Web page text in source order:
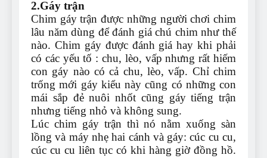
2.Gáy trận
Chim gáy trận được những người chơi chim
lâu năm dùng để đánh giá chú chim như thế
nào. Chim gáy được đánh giá hay khi phải
có các yếu tố : chu, lèo, vấp nhưng rất hiếm
con gáy nào có cả chu, lèo, vấp. Chỉ chim
trống mới gáy kiểu này cũng có những con
mái sắp đẻ nuôi nhốt cũng gáy tiếng trận
nhưng tiếng nhỏ và không sung.
Lúc chim gáy trận thì nó nằm xuống sàn
lồng và máy nhẹ hai cánh và gáy: cúc cu cu,
cúc cu cu liên tục có khi hàng giờ đồng hồ.